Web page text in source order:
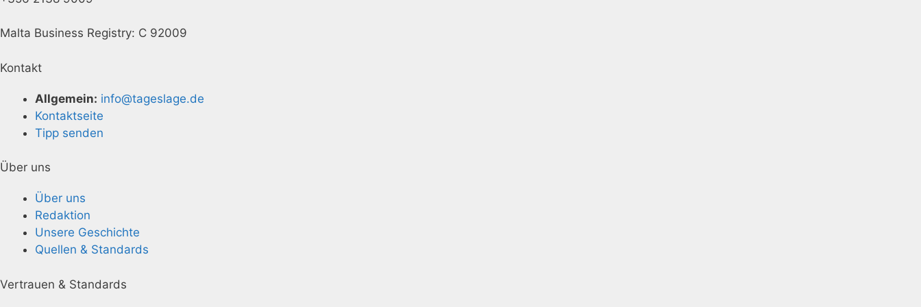
Malta Business Registry: C 92009
Kontakt
Allgemein: info@tageslage.de
Kontaktseite
Tipp senden
Über uns
Über uns
Redaktion
Unsere Geschichte
Quellen & Standards
Vertrauen & Standards